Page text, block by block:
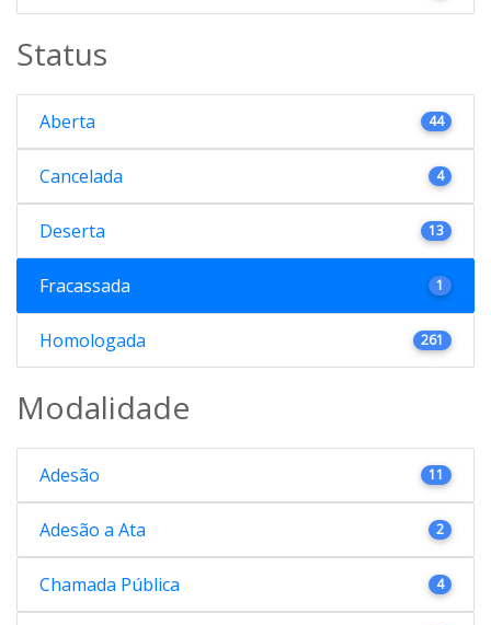
Status
Aberta 44
Cancelada 4
Deserta 13
Fracassada 1
Homologada 261
Modalidade
Adesão 11
Adesão a Ata 2
Chamada Pública 4